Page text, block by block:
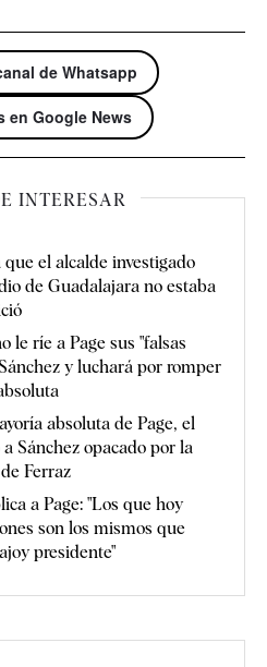
de Whatsapp
en Google News
INTERESAR
que el alcalde investigado
de Guadalajara no estaba
le ríe a Page sus "falsas
y luchará por romper
absoluta de Page, el
Sánchez opacado por la
Ferraz
a Page: "Los que hoy
son los mismos que
presidente"